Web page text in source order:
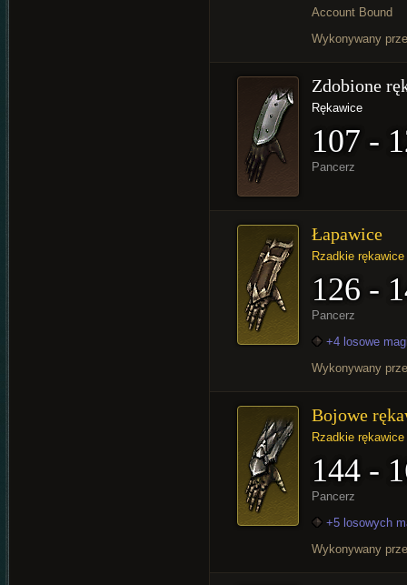
Account Bound
Wykonywany
Zdobione
Rękawice
107 -
Pancerz
Łapawice
Rzadkie rękawice
126 -
Pancerz
+4 losowe
Wykonywany
Bojowe
Rzadkie rękawice
144 -
Pancerz
+5 losowych
Wykonywany